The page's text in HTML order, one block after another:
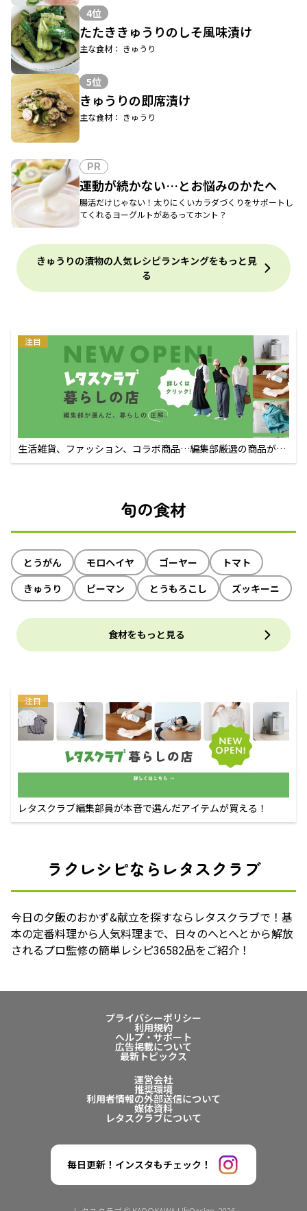
4位
たたききゅうりのしそ風味漬け
主な食材： きゅうり
5位
きゅうりの即席漬け
主な食材： きゅうり
PR
運動が続かない…とお悩みのかたへ
腸活だけじゃない！太りにくいカラダづくりをサポートし
てくれるヨーグルトがあるってホント？
きゅうりの漬物の人気レシピランキングをもっと見
る
注目
生活雑貨、ファッション、コラボ商品…編集部厳選の商品が買
えるECサイト
旬の食材
とうがん モロヘイヤ ゴーヤー
トマト
きゅうり
ピーマン とうもろこし ズッキーニ
食材をもっと見る
注目
レタスクラブ編集部員が本音で選んだアイテムが買える！
ラクレシピならレタスクラブ
今日の夕飯のおかず&献立を探すならレタスクラブで！基
本の定番料理から人気料理まで、日々のへとへとから解放
されるプロ監修の簡単レシピ36582品をご紹介！
プライバシーポリシー
利用規約
ヘルプ・サポート
広告掲載について
最新トピックス
運営会社
推奨環境
利用者情報の外部送信について
媒体資料
レタスクラブについて
毎日更新！インスタもチェック！